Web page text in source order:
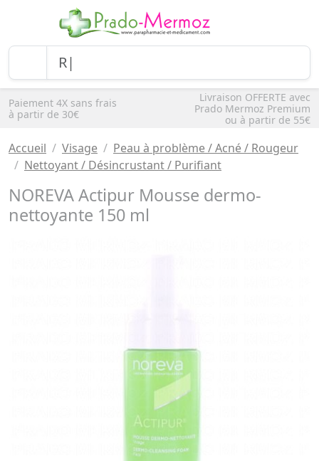
Paiement 4X sans frais
à partir de 30€
Livraison OFFERTE avec
Prado Mermoz Premium
ou à partir de 55€
Accueil Visage
Peau à problème / Acné / Rougeur
Nettoyant / Désincrustant / Purifiant
NOREVA Actipur Mousse dermo-
nettoyante 150 ml